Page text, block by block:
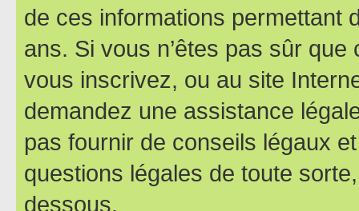
de ces informations permettant
ans. Si vous n’êtes pas sûr
vous inscrivez, ou au site
demandez une assistance
pas fournir de conseils légaux
questions légales de toute
dessous.